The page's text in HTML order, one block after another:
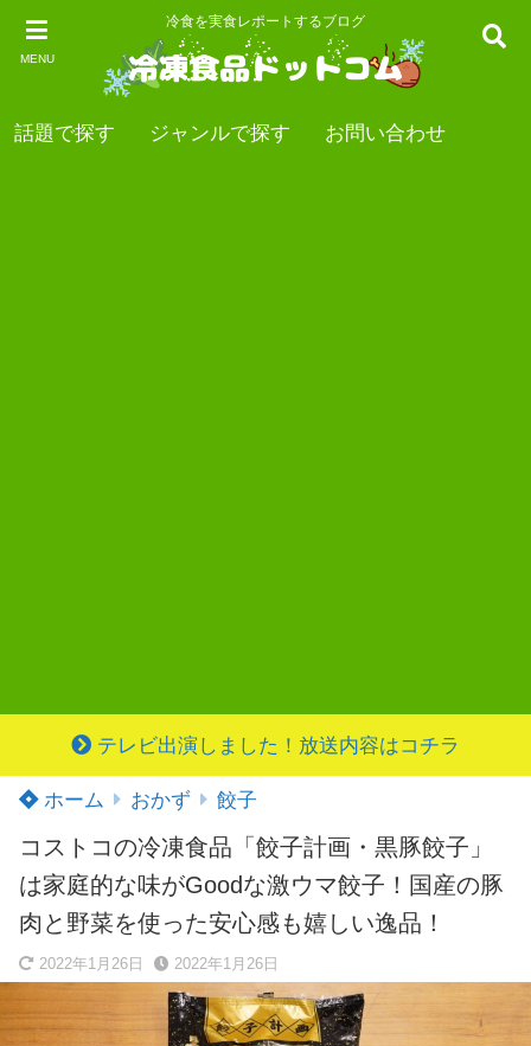
MENU
冷食を実食レポートするブログ
話題で探す ジャンルで探す お問い合わせ
テレビ出演しました！放送内容はコチラ
ホーム おかず 餃子
コストコの冷凍食品「餃子計画・黒豚餃子」
は家庭的な味がGoodな激ウマ餃子！国産の豚
肉と野菜を使った安心感も嬉しい逸品！
2022年1月26日 2022年1月26日